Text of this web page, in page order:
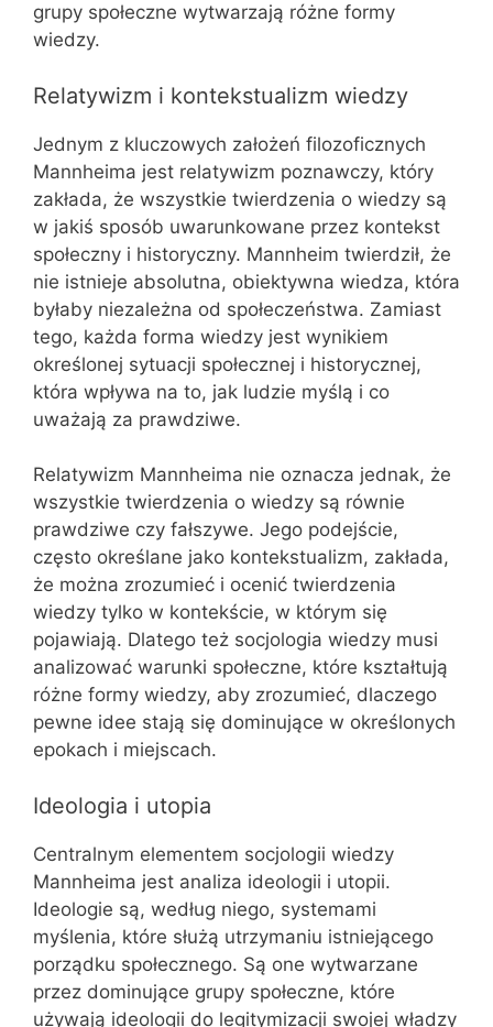
grupy społeczne wytwarzają różne formy
wiedzy.
Relatywizm i kontekstualizm wiedzy
Jednym z kluczowych założeń filozoficznych
Mannheima jest relatywizm poznawczy, który
zakłada, że wszystkie twierdzenia o wiedzy są
w jakiś sposób uwarunkowane przez kontekst
społeczny i historyczny. Mannheim twierdził, że
nie istnieje absolutna, obiektywna wiedza, która
byłaby niezależna od społeczeństwa. Zamiast
tego, każda forma wiedzy jest wynikiem
określonej sytuacji społecznej i historycznej,
która wpływa na to, jak ludzie myślą i co
uważają za prawdziwe.
Relatywizm Mannheima nie oznacza jednak, że
wszystkie twierdzenia o wiedzy są równie
prawdziwe czy fałszywe. Jego podejście,
często określane jako kontekstualizm, zakłada,
że można zrozumieć i ocenić twierdzenia
wiedzy tylko w kontekście, w którym się
pojawiają. Dlatego też socjologia wiedzy musi
analizować warunki społeczne, które kształtują
różne formy wiedzy, aby zrozumieć, dlaczego
pewne idee stają się dominujące w określonych
epokach i miejscach.
Ideologia i utopia
Centralnym elementem socjologii wiedzy
Mannheima jest analiza ideologii i utopii.
Ideologie są, według niego, systemami
myślenia, które służą utrzymaniu istniejącego
porządku społecznego. Są one wytwarzane
przez dominujące grupy społeczne, które
używają ideologii do legitymizacji swojej władzy